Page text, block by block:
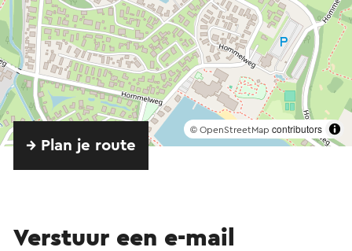
© OpenStreetMap contributors
→ Plan je route
Verstuur een e-mail